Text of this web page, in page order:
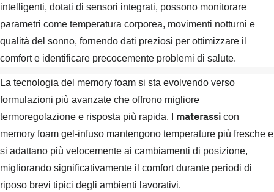
intelligenti, dotati di sensori integrati, possono monitorare
parametri come temperatura corporea, movimenti notturni e
qualità del sonno, fornendo dati preziosi per ottimizzare il
comfort e identificare precocemente problemi di salute.
La tecnologia del memory foam si sta evolvendo verso
formulazioni più avanzate che offrono migliore
termoregolazione e risposta più rapida. I materassi con
memory foam gel-infuso mantengono temperature più fresche e
si adattano più velocemente ai cambiamenti di posizione,
migliorando significativamente il comfort durante periodi di
riposo brevi tipici degli ambienti lavorativi.